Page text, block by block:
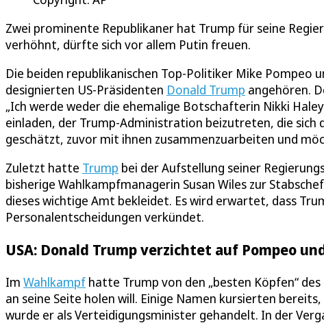
Zwei prominente Republikaner hat Trump für seine
verhöhnt, dürfte sich vor allem Putin freuen.
Die beiden republikanischen Top-Politiker Mike Pompeo
designierten US-Präsidenten Donald Trump angehören.
„Ich werde weder die ehemalige Botschafterin Nikki
einladen, der Trump-Administration beizutreten, die sich
geschätzt, zuvor mit ihnen zusammenzuarbeiten und
Zuletzt hatte Trump bei der Aufstellung seiner
bisherige Wahlkampfmanagerin Susan Wiles zur
dieses wichtige Amt bekleidet. Es wird erwartet, dass
Personalentscheidungen verkündet.
USA: Donald Trump verzichtet auf Pompeo
Im Wahlkampf hatte Trump von den „besten Köpfen“
an seine Seite holen will. Einige Namen kursierten
wurde er als Verteidigungsminister gehandelt. In der